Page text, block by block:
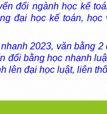
đổi ngành học kế
đại học kế toán,
2023, văn bằng
đổi bằng học nhanh
lên đại học luật, liên